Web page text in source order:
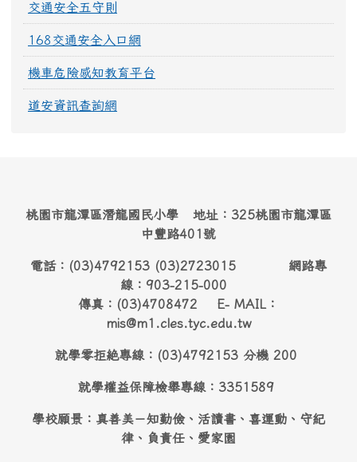
交通安全五守則
168交通安全入口網
機車危險感知教育平台
道安資訊查詢網
桃園市龍潭區潛龍國民小學 地址：325桃園市龍潭區
中豐路401號
電話：(03)4792153 (03)2723015 網路專
線：903-215-000
傳真：(03)4708472 E- MAIL：
mis@m1.cles.tyc.edu.tw
就學零拒絶專線：(03)4792153 分機 200
就學權益保障檢舉專線：3351589
學校願景：真善美－知勤儉、活讀書、喜運動、守紀
律、負責任、愛家園